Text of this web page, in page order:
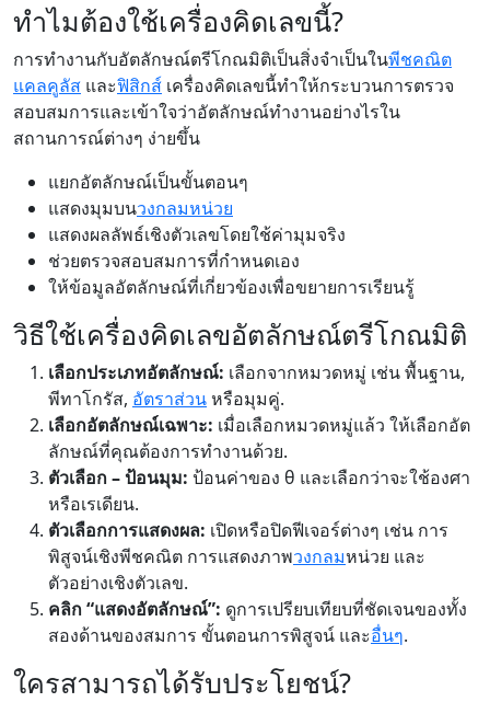
ทำไมต้องใช้เครื่องคิดเลขนี้?
การทำงานกับอัตลักษณ์ตรีโกณมิติเป็นสิ่งจำเป็นในพีชคณิต
แคลคูลัส และฟิสิกส์ เครื่องคิดเลขนี้ทำให้กระบวนการตรวจ
สอบสมการและเข้าใจว่าอัตลักษณ์ทำงานอย่างไรใน
สถานการณ์ต่างๆ ง่ายขึ้น
แยกอัตลักษณ์เป็นขั้นตอนๆ
แสดงมุมบนวงกลมหน่วย
แสดงผลลัพธ์เชิงตัวเลขโดยใช้ค่ามุมจริง
ช่วยตรวจสอบสมการที่กำหนดเอง
ให้ข้อมูลอัตลักษณ์ที่เกี่ยวข้องเพื่อขยายการเรียนรู้
วิธีใช้เครื่องคิดเลขอัตลักษณ์ตรีโกณมิติ
เลือกประเภทอัตลักษณ์: เลือกจากหมวดหมู่ เช่น พื้นฐาน,
พีทาโกรัส, อัตราส่วนหรือมุมคู่.
เลือกอัตลักษณ์เฉพาะ: เมื่อเลือกหมวดหมู่แล้ว ให้เลือกอัต
ลักษณ์ที่คุณต้องการทำงานด้วย.
ตัวเลือก – ป้อนมุม: ป้อนค่าของ θ และเลือกว่าจะใช้องศา
หรือเรเดียน.
ตัวเลือกการแสดงผล: เปิดหรือปิดฟีเจอร์ต่างๆ เช่น การ
พิสูจน์เชิงพีชคณิต การแสดงภาพวงกลมหน่วย และ
ตัวอย่างเชิงตัวเลข.
คลิก “แสดงอัตลักษณ์”: ดูการเปรียบเทียบที่ชัดเจนของทั้ง
สองด้านของสมการ ขั้นตอนการพิสูจน์ และอื่นๆ.
ใครสามารถได้รับประโยชน์?